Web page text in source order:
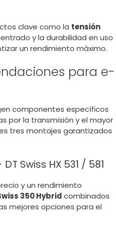
clave como la tensión
y la durabilidad en uso
un rendimiento máximo.
para e-
componentes específicos
por la transmisión y el mayor
tres montajes garantizados
Swiss HX 531 / 581
y un rendimiento
350 Hybrid combinados
mejores opciones para el